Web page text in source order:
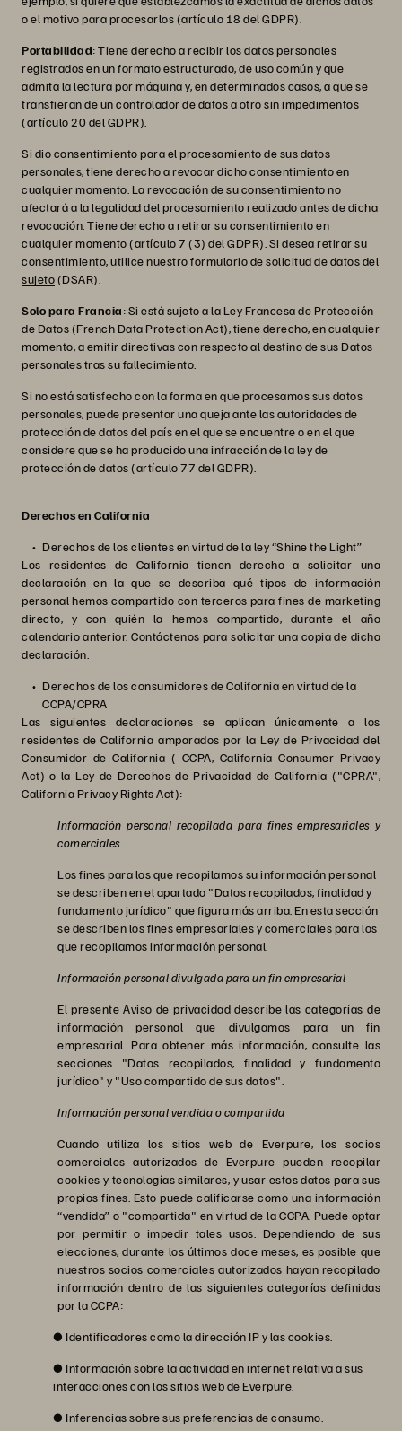
o el motivo para procesarlos (artículo 18 del GDPR).
Portabilidad: Tiene derecho a recibir los datos personales
registrados en un formato estructurado, de uso común y que
admita la lectura por máquina y, en determinados casos, a que se
transfieran de un controlador de datos a otro sin impedimentos
(artículo 20 del GDPR).
Si dio consentimiento para el procesamiento de sus datos
personales, tiene derecho a revocar dicho consentimiento en
cualquier momento. La revocación de su consentimiento no
afectará a la legalidad del procesamiento realizado antes de dicha
revocación. Tiene derecho a retirar su consentimiento en
cualquier momento (artículo 7 (3) del GDPR). Si desea retirar su
consentimiento, utilice nuestro formulario desolicitud de datos del
sujeto(DSAR).
Solo para Francia: Si está sujeto a la Ley Francesa de Protección
de Datos (French Data Protection Act), tiene derecho, en cualquier
momento, a emitir directivas con respecto al destino de sus Datos
personales tras su fallecimiento.
Si no está satisfecho con la forma en que procesamos sus datos
personales, puede presentar una queja ante las autoridades de
protección de datos del país en el que se encuentre o en el que
considere que se ha producido una infracción de la ley de
protección de datos (artículo 77 del GDPR).
Derechos en California
Derechos de los clientes en virtud de la ley “Shine the Light”
Los residentes de California tienen derecho a solicitar una
declaración en la que se describa qué tipos de información
personal hemos compartido con terceros para fines de marketing
directo, y con quién la hemos compartido, durante el año
calendario anterior. Contáctenos para solicitar una copia de dicha
declaración.
Derechos de los consumidores de California en virtud de la
CCPA/CPRA
Las siguientes declaraciones se aplican únicamente a los
residentes de California amparados por la Ley de Privacidad del
Consumidor de California ( CCPA, California Consumer Privacy
Act) o la Ley de Derechos de Privacidad de California ("CPRA",
California Privacy Rights Act):
Información personal recopilada para fines empresariales y
comerciales
Los fines para los que recopilamos su información personal
se describen en el apartado "Datos recopilados, finalidad y
fundamento jurídico" que figura más arriba. En esta sección
se describen los fines empresariales y comerciales para los
que recopilamos información personal.
Información personal divulgada para un fin empresarial
El presente Aviso de privacidad describe las categorías de
información personal que divulgamos para un fin
empresarial. Para obtener más información, consulte las
secciones "Datos recopilados, finalidad y fundamento
jurídico" y "Uso compartido de sus datos".
Información personal vendida o compartida
Cuando utiliza los sitios web de Everpure, los socios
comerciales autorizados de Everpure pueden recopilar
cookies y tecnologías similares, y usar estos datos para sus
propios fines. Esto puede calificarse como una información
“vendida” o "compartida" en virtud de la CCPA. Puede optar
por permitir o impedir tales usos. Dependiendo de sus
elecciones, durante los últimos doce meses, es posible que
nuestros socios comerciales autorizados hayan recopilado
información dentro de las siguientes categorías definidas
por la CCPA:
● Identificadores como la dirección IP y las cookies.
● Información sobre la actividad en internet relativa a sus
interacciones con los sitios web de Everpure.
● Inferencias sobre sus preferencias de consumo.